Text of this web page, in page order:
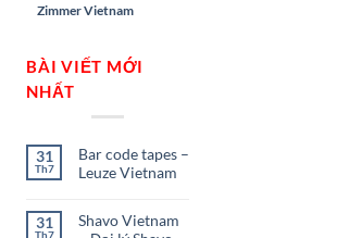
Zimmer Vietnam
BÀI VIẾT MỚI
NHẤT
31
Th7
Bar code tapes –
Leuze Vietnam
31
Th7
Shavo Vietnam